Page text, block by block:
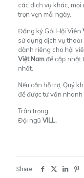
các dịch vụ khác,
trọn vẹn mỗi ngày.
Đăng ký Gói Hội Viên
sử dụng dịch vụ thoải
dành riêng cho hội
Việt Namđể cập nhật
nhất.
Nếu cần hỗ trợ, Quý
để được tư vấn nhanh
Trân trọng,
Đội ngũ VILL.
Share